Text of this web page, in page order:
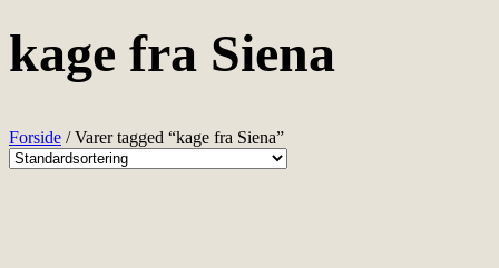
kage fra Siena
Forside / Varer tagged “kage fra Siena”